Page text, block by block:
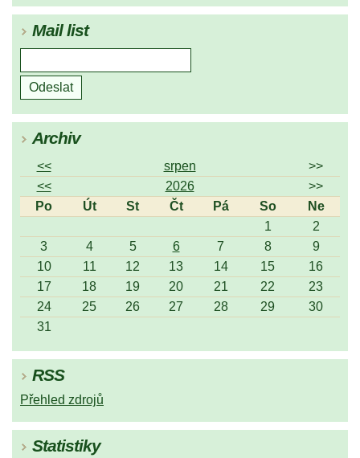
Mail list
Archiv
<< srpen
>>
<<
2026
>>
Po
Út St Čt Pá So
Ne
1
2
3
4 5 6 7 8
9
10
11 12 13 14 15
16
17
18 19 20 21 22
23
24
25 26 27 28 29
30
31
RSS
Přehled zdrojů
Statistiky